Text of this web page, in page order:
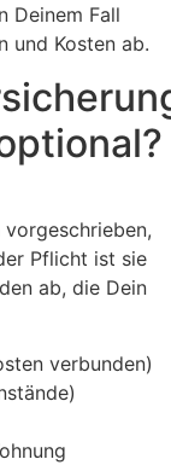
Deinem Fall
und Kosten ab.
Pflicht ist sie
ab, die Dein
verbunden)